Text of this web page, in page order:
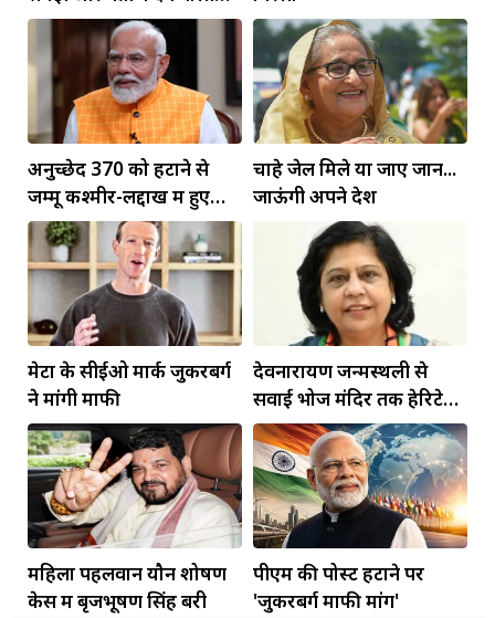
कार्यशैली ने अमित शाह का
जीता भरोसा: डॉ. जगदीश चंद्र
अनुच्छेद 370 को हटाने से
जम्मू कश्मीर-लद्दाख में हुए
व्यापक बदलाव: PM मोदी
चाहे जेल मिले या जाए जान...
जाऊंगी अपने देश
मेटा के सीईओ मार्क जुकरबर्ग
ने मांगी माफी
देवनारायण जन्मस्थली से
सवाई भोज मंदिर तक हेरिटेज
कॉरिडोर बनाने की मांग
महिला पहलवान यौन शोषण
केस में बृजभूषण सिंह बरी
पीएम की पोस्ट हटाने पर
'जुकरबर्ग माफी मांगें'